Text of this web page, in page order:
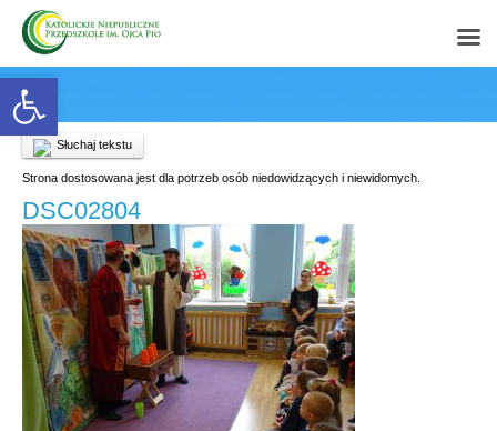
Open toolbar
Słuchaj tekstu
Strona dostosowana jest dla potrzeb osób niedowidzących i niewidomych.
DSC02804